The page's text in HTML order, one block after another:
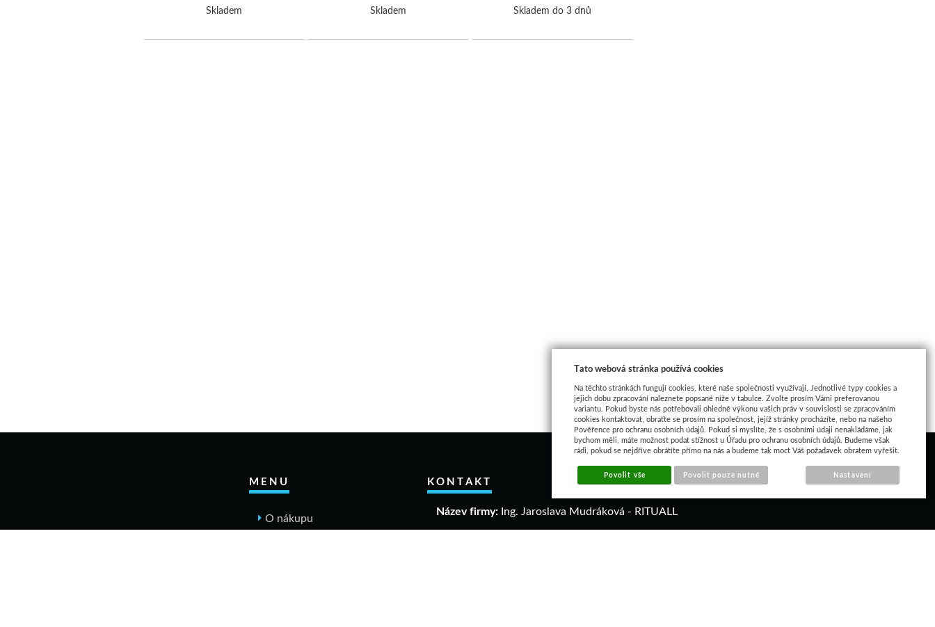
Skladem Skladem Skladem do 3 dnů
MENU
O nákupu
KONTAKT
Název firmy:Ing. Jaroslava Mudráková - RITUALL
Tato webová stránka používá cookies
Na těchto stránkách fungují cookies, které naše společnosti využívají. Jednotlivé typy cookies a
jejich dobu zpracování naleznete popsané níže v tabulce. Zvolte prosím Vámi preferovanou
variantu. Pokud byste nás potřebovali ohledně výkonu vašich práv v souvislosti se zpracováním
cookies kontaktovat, obraťte se prosím na společnost, jejíž stránky procházíte, nebo na našeho
Pověřence pro ochranu osobních údajů. Pokud si myslíte, že s osobními údaji nenakládáme, jak
bychom měli, máte možnost podat stížnost u Úřadu pro ochranu osobních údajů. Budeme však
rádi, pokud se nejdříve obrátíte přímo na nás a budeme tak moct Váš požadavek obratem vyřešit.
Povolit vše Povolit pouze nutné Nastavení